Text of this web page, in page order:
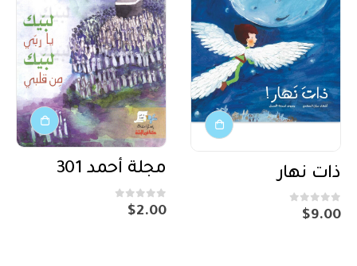
ذات نهار
0
out of 5
$9.00
مجلة أحمد 301
0
out of 5
$2.00